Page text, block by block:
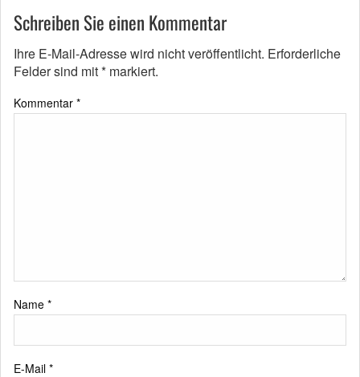
Schreiben Sie einen Kommentar
Ihre E-Mail-Adresse wird nicht veröffentlicht. Erforderliche
Felder sind mit* markiert.
Kommentar *
Name *
E-Mail *